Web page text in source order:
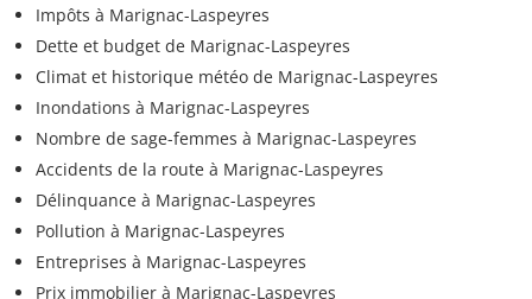
Impôts à Marignac-Laspeyres
Dette et budget de Marignac-Laspeyres
Climat et historique météo de Marignac-Laspeyres
Inondations à Marignac-Laspeyres
Nombre de sage-femmes à Marignac-Laspeyres
Accidents de la route à Marignac-Laspeyres
Délinquance à Marignac-Laspeyres
Pollution à Marignac-Laspeyres
Entreprises à Marignac-Laspeyres
Prix immobilier à Marignac-Laspeyres